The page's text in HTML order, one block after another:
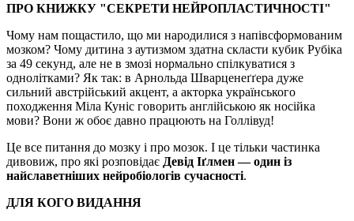
ПРО КНИЖКУ "СЕКРЕТИ НЕЙРОПЛАСТИЧНОСТІ"
Чому нам пощастило, що ми народилися з напівсформованим
мозком? Чому дитина з аутизмом здатна скласти кубик Рубіка
за 49 секунд, але не в змозі нормально спілкуватися з
однолітками? Як так: в Арнольда Шварценеґґера дуже
сильний австрійський акцент, а акторка українського
походження Міла Куніс говорить англійською як носійка
мови? Вони ж обоє давно працюють на Голлівуд!
Це все питання до мозку і про мозок. І це тільки частинка
дивовиж, про які розповідає Девід Іґлмен — один із
найславетніших нейробіологів сучасності.
ДЛЯ КОГО ВИДАННЯ